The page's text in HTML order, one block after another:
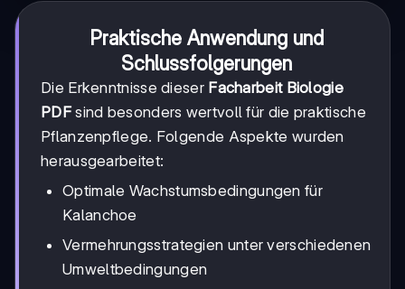
Praktische Anwendung und
Schlussfolgerungen
Die Erkenntnisse dieser Facharbeit Biologie
PDFsind besonders wertvoll für die praktische
Pflanzenpflege. Folgende Aspekte wurden
herausgearbeitet:
Optimale Wachstumsbedingungen für
Kalanchoe
Vermehrungsstrategien unter verschiedenen
Umweltbedingungen